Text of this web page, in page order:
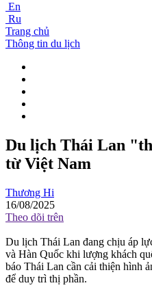
En
Ru
Trang chủ
Thông tin du lịch
Du lịch Thái Lan
từ Việt Nam
Thương Hi
16/08/2025
Theo dõi trên
Du lịch Thái Lan đang chịu áp
và Hàn Quốc khi lượng khách
báo Thái Lan cần cải thiện hình
để duy trì thị phần.